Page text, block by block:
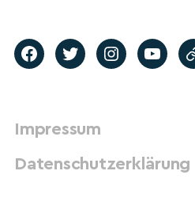
Impressum
Datenschutzerklärung